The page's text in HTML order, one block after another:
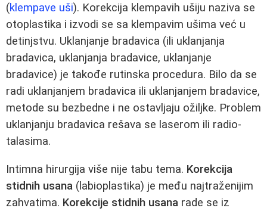
(klempave uši). Korekcija klempavih ušiju naziva se
otoplastika i izvodi se sa klempavim ušima već u
detinjstvu. Uklanjanje bradavica (ili uklanjanja
bradavica, uklanjanja bradavice, uklanjanje
bradavice) je takođe rutinska procedura. Bilo da se
radi uklanjanjem bradavica ili uklanjanjem bradavice,
metode su bezbedne i ne ostavljaju ožiljke. Problem
uklanjanju bradavica rešava se laserom ili radio-
talasima.
Intimna hirurgija više nije tabu tema. Korekcija
stidnih usana (labioplastika) je među najtraženijim
zahvatima. Korekcije stidnih usana rade se iz